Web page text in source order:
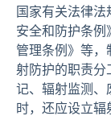
国家有关法律
安全和防护条例
管理条例》等，
射防护的职责分
记、辐射监测、
时，还应设立